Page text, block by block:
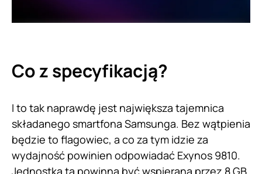
Co z specyfikacją?
I to tak naprawdę jest największa tajemnica
składanego smartfona Samsunga. Bez wątpienia
będzie to flagowiec, a co za tym idzie za
wydajność powinien odpowiadać Exynos 9810.
Jednostka ta powinna być wspierana przez 8 GB